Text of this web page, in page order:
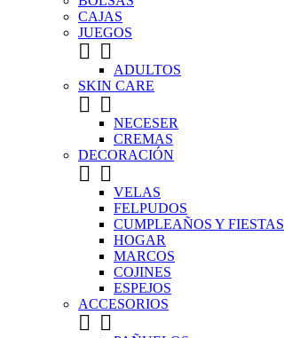
CAJAS
JUEGOS
 
ADULTOS
SKIN CARE
 
NECESER
CREMAS
DECORACIÓN
 
VELAS
FELPUDOS
CUMPLEAÑOS Y FIESTAS
HOGAR
MARCOS
COJINES
ESPEJOS
ACCESORIOS
 